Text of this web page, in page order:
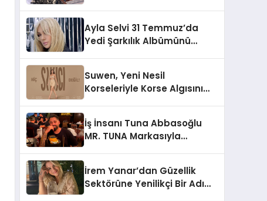
Ayla Selvi 31 Temmuz’da
Yedi Şarkılık Albümünü
Suwen, Yeni Nesil
Korseleriyle Korse Algısını
İş İnsanı Tuna Abbasoğlu
MR. TUNA Markasıyla
İrem Yanar’dan Güzellik
Sektörüne Yenilikçi Bir Adım: